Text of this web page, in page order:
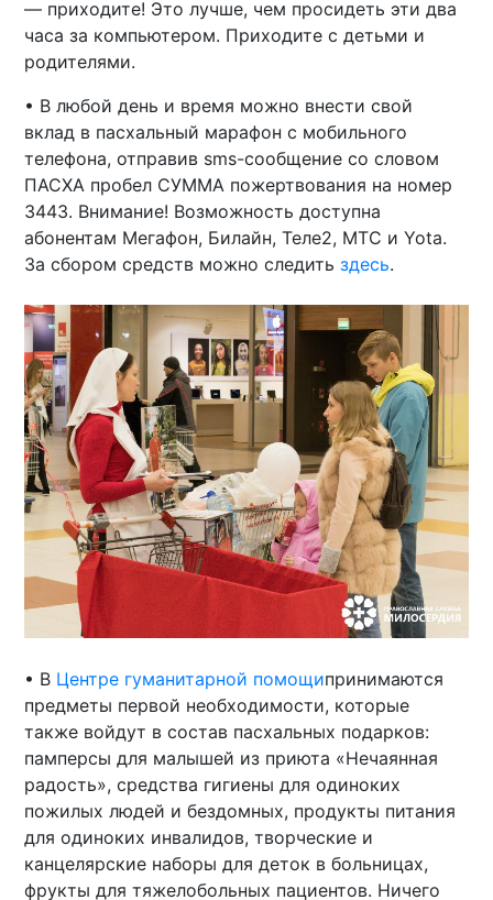
— приходите! Это лучше, чем просидеть эти два
часа за компьютером. Приходите с детьми и
родителями.
• В любой день и время можно внести свой
вклад в пасхальный марафон с мобильного
телефона, отправив sms-сообщение со словом
ПАСХА пробел СУММА пожертвования на номер
3443. Внимание! Возможность доступна
абонентам Мегафон, Билайн, Теле2, МТС и Yota.
За сбором средств можно следитьздесь.
• В Центре гуманитарной помощипринимаются
предметы первой необходимости, которые
также войдут в состав пасхальных подарков:
памперсы для малышей из приюта «Нечаянная
радость», средства гигиены для одиноких
пожилых людей и бездомных, продукты питания
для одиноких инвалидов, творческие и
канцелярские наборы для деток в больницах,
фрукты для тяжелобольных пациентов. Ничего